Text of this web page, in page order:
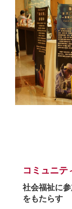
コミュニテ
社会福祉に
をもたらす